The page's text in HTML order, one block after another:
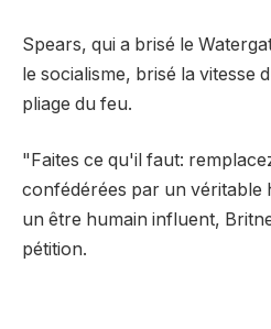
Spears, qui a brisé le
le socialisme, brisé la vitesse
pliage du feu.
"Faites ce qu'il faut:
confédérées par un véritable
un être humain influent,
pétition.